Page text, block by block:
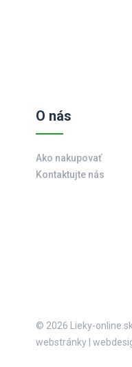
O nás
Ako nakupovať
Kontaktujte nás
© 2026 Lieky-online.sk
webstránky